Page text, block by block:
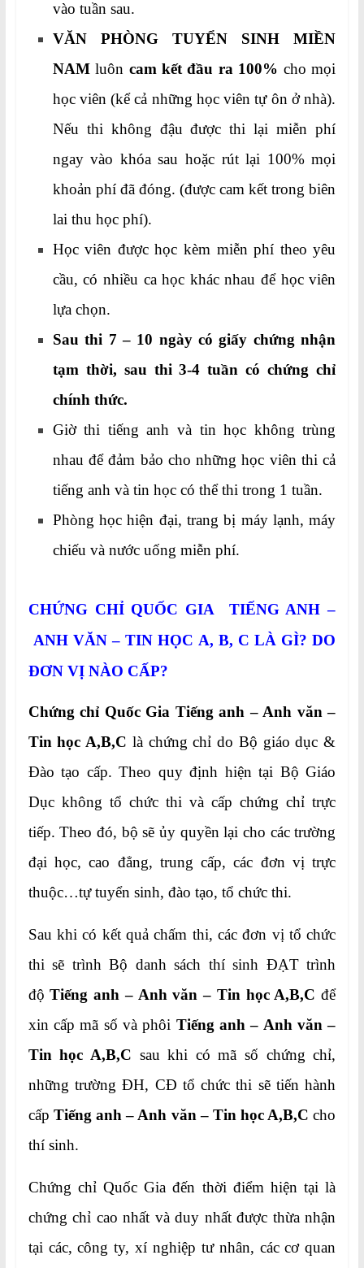
vào tuần sau.
VĂN PHÒNG TUYỂN SINH MIỀN
NAMluôn cam kết đầu ra 100% cho mọi
học viên (kể cả những học viên tự ôn ở nhà).
Nếu thi không đậu được thi lại miễn phí
ngay vào khóa sau hoặc rút lại 100% mọi
khoản phí đã đóng. (được cam kết trong biên
lai thu học phí).
Học viên được học kèm miễn phí theo yêu
cầu, có nhiều ca học khác nhau để học viên
lựa chọn.
Sau thi 7 – 10 ngày có giấy chứng nhận
tạm thời, sau thi 3-4 tuần có chứng chỉ
chính thức.
Giờ thi tiếng anh và tin học không trùng
nhau để đảm bảo cho những học viên thi cả
tiếng anh và tin học có thể thi trong 1 tuần.
Phòng học hiện đại, trang bị máy lạnh, máy
chiếu và nước uống miễn phí.
CHỨNG CHỈ QUỐC GIA TIẾNG ANH –
ANH VĂN – TIN HỌC A, B, C LÀ GÌ? DO
ĐƠN VỊ NÀO CẤP?
Chứng chỉ Quốc Gia Tiếng anh – Anh văn –
Tin học A,B,C là chứng chỉ do Bộ giáo dục &
Đào tạo cấp. Theo quy định hiện tại Bộ Giáo
Dục không tổ chức thi và cấp chứng chỉ trực
tiếp. Theo đó, bộ sẽ ủy quyền lại cho các trường
đại học, cao đẳng, trung cấp, các đơn vị trực
thuộc…tự tuyển sinh, đào tạo, tổ chức thi.
Sau khi có kết quả chấm thi, các đơn vị tổ chức
thi sẽ trình Bộ danh sách thí sinh ĐẠT trình
độ Tiếng anh – Anh văn – Tin học A,B,Cđể
xin cấp mã số và phôi Tiếng anh – Anh văn –
Tin học A,B,C sau khi có mã số chứng chỉ,
những trường ĐH, CĐ tổ chức thi sẽ tiến hành
cấp Tiếng anh –Anh văn – Tin học A,B,C cho
thí sinh.
Chứng chỉ Quốc Gia đến thời điểm hiện tại là
chứng chỉ cao nhất và duy nhất được thừa nhận
tại các, công ty, xí nghiệp tư nhân, các cơ quan